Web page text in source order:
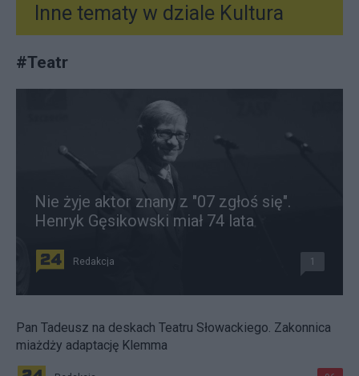
Inne tematy w dziale Kultura
#Teatr
Nie żyje aktor znany z "07 zgłoś się".
Henryk Gęsikowski miał 74 lata
Redakcja 1
Pan Tadeusz na deskach Teatru Słowackiego. Zakonnica
miażdży adaptację Klemma